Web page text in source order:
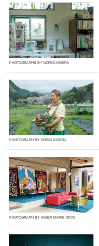
PHOTOGRAPHS BY NORIO KIDERA
PHOTOGRAPH BY NORIO KIDERA
PHOTOGRAPH BY INGER MARIE GRINI